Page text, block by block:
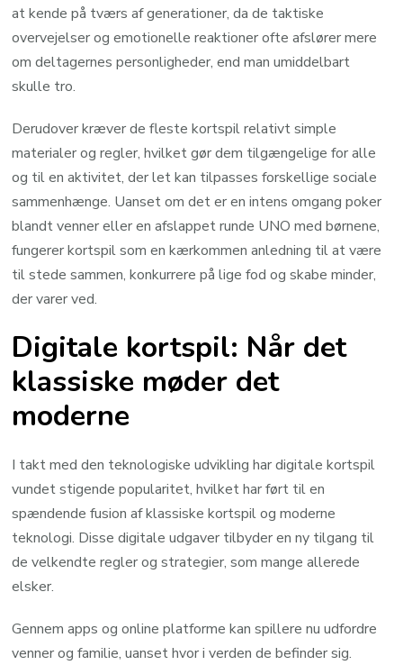
at kende på tværs af generationer, da de taktiske
overvejelser og emotionelle reaktioner ofte afslører mere
om deltagernes personligheder, end man umiddelbart
skulle tro.
Derudover kræver de fleste kortspil relativt simple
materialer og regler, hvilket gør dem tilgængelige for alle
og til en aktivitet, der let kan tilpasses forskellige sociale
sammenhænge. Uanset om det er en intens omgang poker
blandt venner eller en afslappet runde UNO med børnene,
fungerer kortspil som en kærkommen anledning til at være
til stede sammen, konkurrere på lige fod og skabe minder,
der varer ved.
Digitale kortspil: Når det
klassiske møder det
moderne
I takt med den teknologiske udvikling har digitale kortspil
vundet stigende popularitet, hvilket har ført til en
spændende fusion af klassiske kortspil og moderne
teknologi. Disse digitale udgaver tilbyder en ny tilgang til
de velkendte regler og strategier, som mange allerede
elsker.
Gennem apps og online platforme kan spillere nu udfordre
venner og familie, uanset hvor i verden de befinder sig.